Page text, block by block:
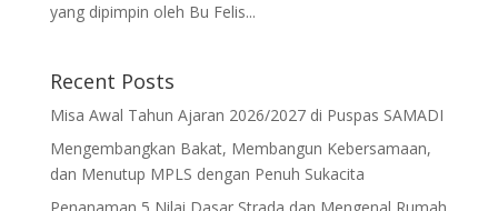
yang dipimpin oleh Bu Felis...
Recent Posts
Misa Awal Tahun Ajaran 2026/2027 di Puspas SAMADI
Mengembangkan Bakat, Membangun Kebersamaan,
dan Menutup MPLS dengan Penuh Sukacita